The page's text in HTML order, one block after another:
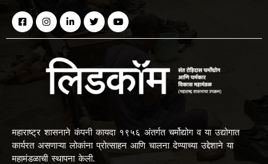
महाराष्ट्र शासनाने कंपनी कायदा १९५६ अंतर्गत चर्मोद्योग व या उद्योगात
कार्यरत असणाऱ्या लोकांना प्रोत्साहन आणि चालना देण्याच्या उद्देशाने या
महामंडळाची स्थापना केली.